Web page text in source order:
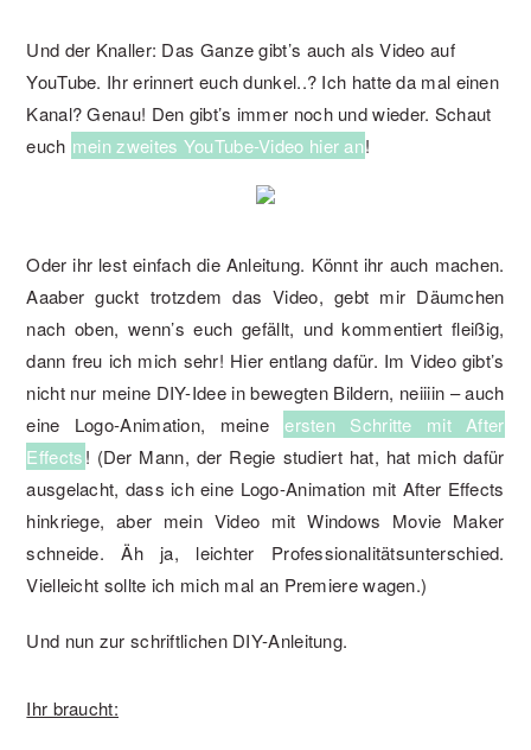
Und der Knaller: Das Ganze gibt’s auch als Video auf
YouTube. Ihr erinnert euch dunkel..? Ich hatte da mal einen
Kanal? Genau! Den gibt’s immer noch und wieder. Schaut
euch mein zweites YouTube-Video hier an!
Oder ihr lest einfach die Anleitung. Könnt ihr auch machen.
Aaaber guckt trotzdem das Video, gebt mir Däumchen
nach oben, wenn’s euch gefällt, und kommentiert fleißig,
dann freu ich mich sehr! Hier entlang dafür. Im Video gibt’s
nicht nur meine DIY-Idee in bewegten Bildern, neiiiin – auch
eine Logo-Animation, meine ersten Schritte mit After
Effects! (Der Mann, der Regie studiert hat, hat mich dafür
ausgelacht, dass ich eine Logo-Animation mit After Effects
hinkriege, aber mein Video mit Windows Movie Maker
schneide. Äh ja, leichter Professionalitätsunterschied.
Vielleicht sollte ich mich mal an Premiere wagen.)
Und nun zur schriftlichen DIY-Anleitung.
Ihr braucht: